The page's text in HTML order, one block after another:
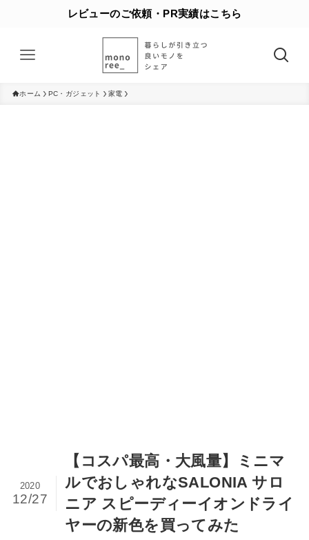
レビューのご依頼・PR実績はこちら
ホーム PC・ガジェット 家電
【コスパ最高・大風量】ミニマ
ルでおしゃれなSALONIA サロ
ニア スピーディーイオンドライ
ヤーの新色を買ってみた
2020
12/27